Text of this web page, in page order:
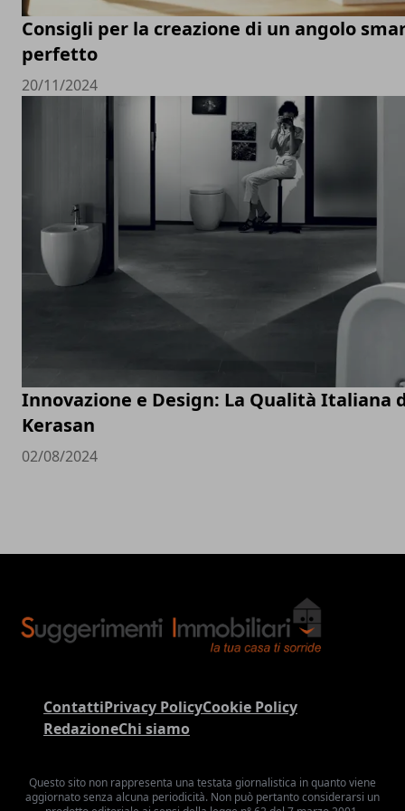
Consigli per la creazione di un angolo
perfetto
20/11/2024
Innovazione e Design: La Qualità Italiana
Kerasan
02/08/2024
ContattiPrivacy PolicyCookie Policy
RedazioneChi siamo
Questo sito non rappresenta una testata giornalistica in quanto viene
aggiornato senza alcuna periodicità. Non può pertanto considerarsi un